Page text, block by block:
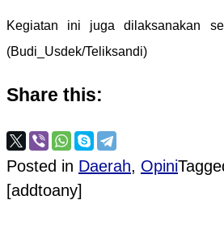
Kegiatan ini juga dilaksanakan
(Budi_Usdek/Teliksandi)
Share this:
Posted in Daerah, Opini
[addtoany]